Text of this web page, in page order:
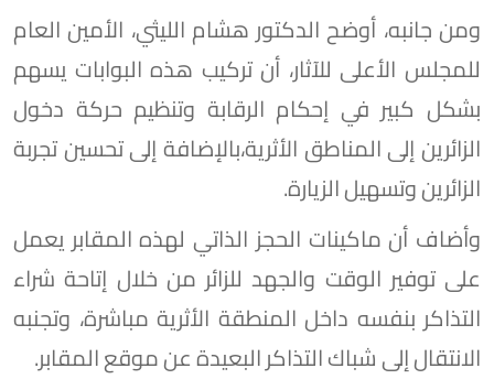
ومن جانبه، أوضح الدكتور هشام الليثي، الأمين العام
للمجلس الأعلى للآثار، أن تركيب هذه البوابات يسهم
بشكل كبير في إحكام الرقابة وتنظيم حركة دخول
الزائرين إلى المناطق الأثرية،بالإضافة إلى تحسين تجربة
الزائرين وتسهيل الزيارة.
وأضاف أن ماكينات الحجز الذاتي لهذه المقابر يعمل
على توفير الوقت والجهد للزائر من خلال إتاحة شراء
التذاكر بنفسه داخل المنطقة الأثرية مباشرة، وتجنبه
الانتقال إلى شباك التذاكر البعيدة عن موقع المقابر.